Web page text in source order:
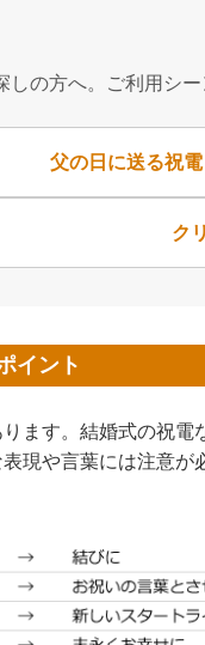
の方へ。ご利用シ
父の日に送る祝電
ク
イント
ます。結婚式の祝電
現や言葉には注意